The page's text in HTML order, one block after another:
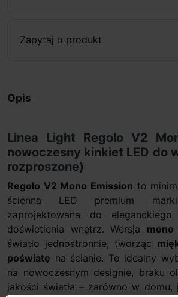
Zapytaj o produkt
Opis
Linea Light Regolo V2
nowoczesny kinkiet LED do
rozproszone)
Regolo V2 Mono Emission to
ścienna LED premium
zaprojektowana do
doświetlenia wnętrz. Wersja mono
światło jednostronnie, tworząc
poświatę na ścianie. To idealny
na nowoczesnym designie, braku
jakości światła – zarówno w